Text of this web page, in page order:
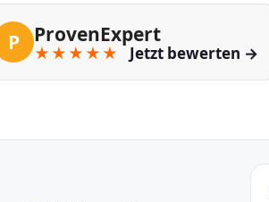
P ProvenExpert
★★★★★ Jetzt bewerten →